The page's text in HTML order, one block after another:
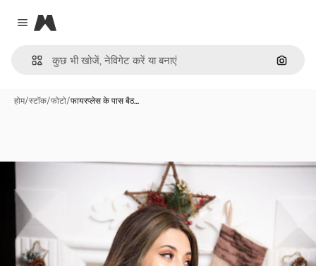
Close menu
Magnific
इमेज से
होम/स्टॉक/फोटो/फायरप्लेस के पास बैठ…